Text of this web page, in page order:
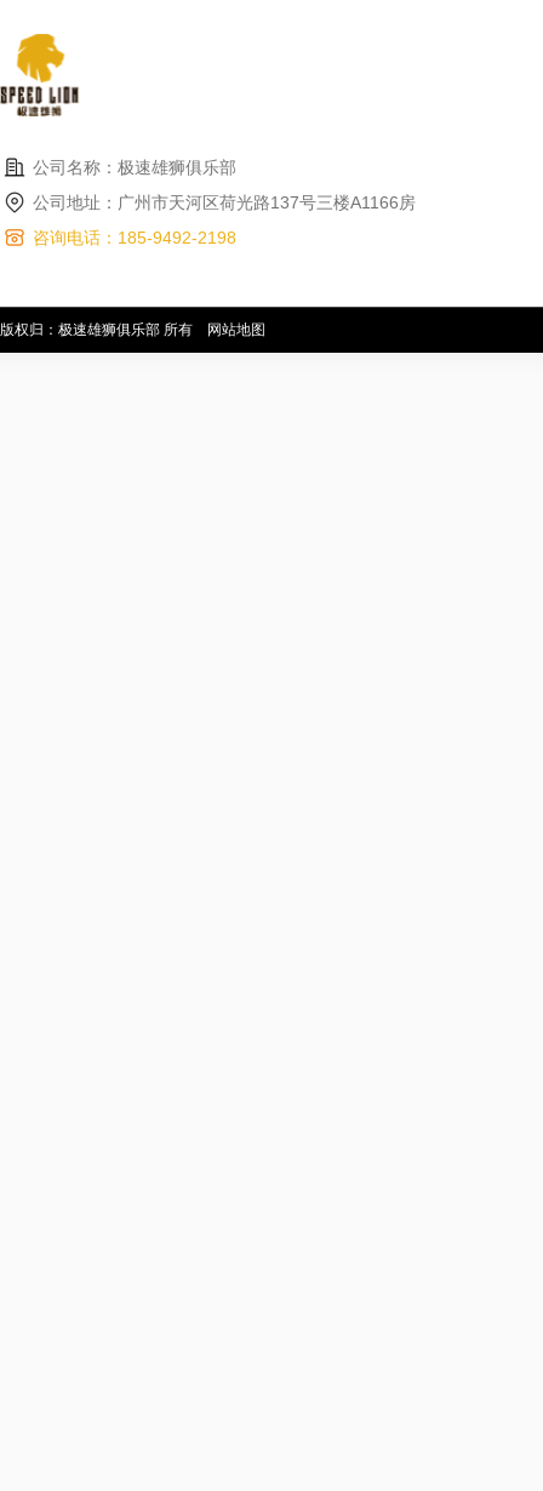
公司名称：极速雄狮俱乐部
公司地址：广州市天河区荷光路137号三楼A1166房
咨询电话：185-9492-2198
版权归：极速雄狮俱乐部 所有 网站地图